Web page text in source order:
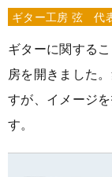
ギター工房 弦 代
ギターに関する
房を開きました
すが、イメージ
す。